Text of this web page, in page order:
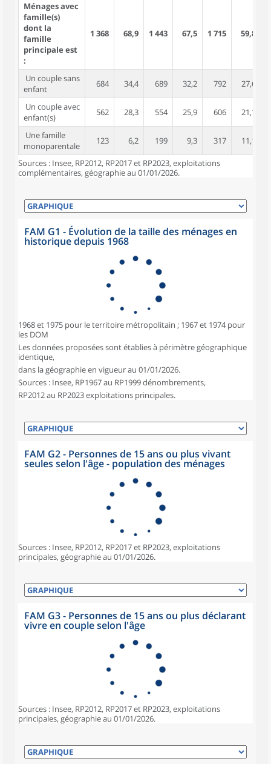
Ménages avec
famille(s)
dont la
famille
principale est
:
1 368 68,9 1 443 67,5 1 715 59,8
Un couple sans
enfant
684 34,4 689 32,2 792 27,6
Un couple avec
enfant(s)
562 28,3 554 25,9 606 21,1
Une famille
monoparentale
123 6,2 199 9,3 317 11,1
Sources : Insee, RP2012, RP2017 et RP2023, exploitations
complémentaires, géographie au 01/01/2026.
FAM G1 - Évolution de la taille des ménages en
historique depuis 1968
1968 et 1975 pour le territoire métropolitain ; 1967 et 1974 pour
les DOM
Les données proposées sont établies à périmètre géographique
identique,
dans la géographie en vigueur au 01/01/2026.
Sources : Insee, RP1967 au RP1999 dénombrements,
RP2012 au RP2023 exploitations principales.
FAM G2 - Personnes de 15 ans ou plus vivant
seules selon l'âge - population des ménages
Sources : Insee, RP2012, RP2017 et RP2023, exploitations
principales, géographie au 01/01/2026.
FAM G3 - Personnes de 15 ans ou plus déclarant
vivre en couple selon l'âge
Sources : Insee, RP2012, RP2017 et RP2023, exploitations
principales, géographie au 01/01/2026.